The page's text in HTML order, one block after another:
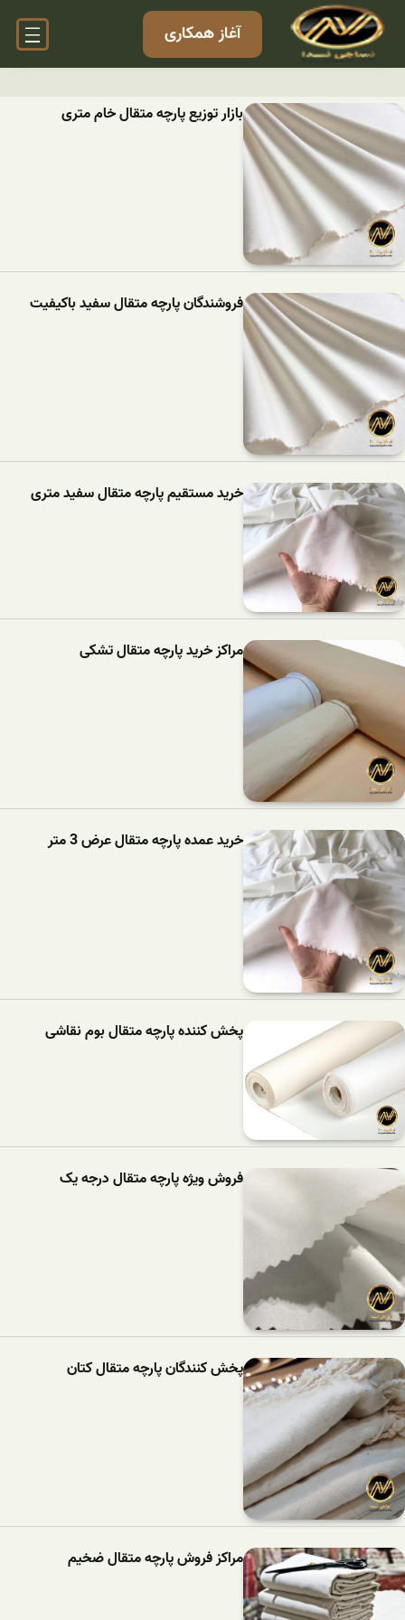
آغاز همکاری
بازار توزیع پارچه متقال خام متری
فروشندگان پارچه متقال سفید باکیفیت
خرید مستقیم پارچه متقال سفید متری
مراکز خرید پارچه متقال تشکی
خرید عمده پارچه متقال عرض 3 متر
پخش کننده پارچه متقال بوم نقاشی
فروش ویژه پارچه متقال درجه یک
پخش کنندگان پارچه متقال کتان
مراکز فروش پارچه متقال ضخیم